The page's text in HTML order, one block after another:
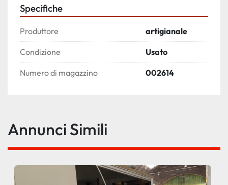
Specifiche
Produttore artigianale
Condizione Usato
Numero di magazzino 002614
Annunci Simili